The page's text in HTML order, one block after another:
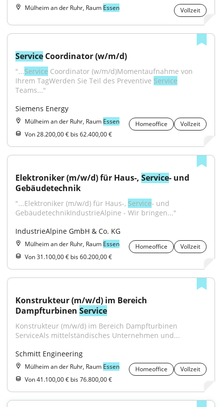
Mülheim an der Ruhr, Raum Essen Vollzeit
Service Coordinator (w/m/d)
"...Service Coordinator (w/m/d)Momentaufnahme von
Ihrem TagWerden Sie Teil des Preventive Service
Teams..."
Siemens Energy
Mülheim an der Ruhr, Raum Essen Homeoffice
Vollzeit
Von 28.200,00 € bis 62.400,00 €
Elektroniker (m/w/d) für Haus-, Service- und
Gebäudetechnik
"...Elektroniker (m/w/d) für Haus-, Service- und
GebäudetechnikIndustrieAlpine - Wir bringen..."
IndustrieAlpine GmbH & Co. KG
Mülheim an der Ruhr, Raum Essen Homeoffice
Vollzeit
Von 31.100,00 € bis 60.200,00 €
Konstrukteur (m/w/d) im Bereich
Dampfturbinen Service
Konstrukteur (m/w/d) im Bereich Dampfturbinen
ServiceAls mittelständisches Unternehmen und...
Schmitt Engineering
Mülheim an der Ruhr, Raum Essen Homeoffice
Vollzeit
Von 41.100,00 € bis 76.800,00 €